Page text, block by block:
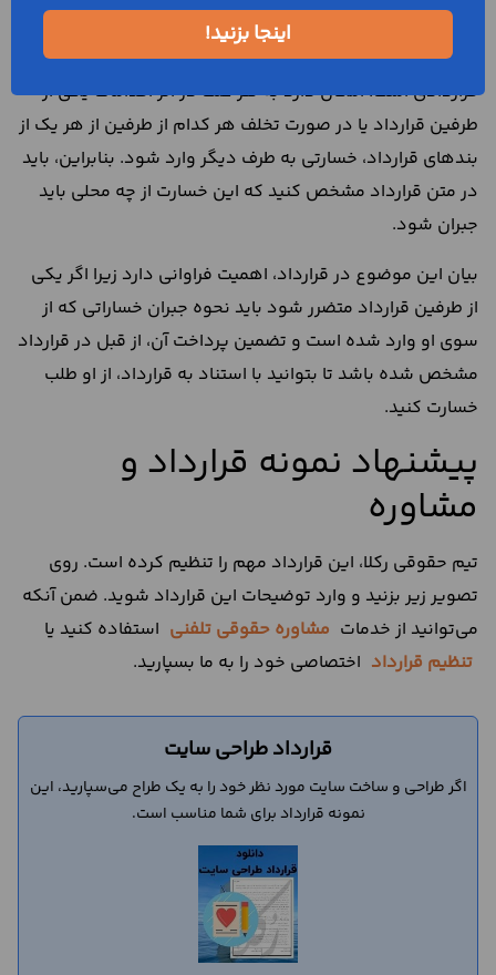
از موارد مهمی که باید در متن این قرارداد به طور دقیق و
روشن درباره آن توضیح داده شود، شروطی مرتبط با خسارت
قراردادی است. امکان دارد به هر علت در اثر اقدامات یکی از
طرفین قرارداد یا در صورت تخلف هر کدام از طرفین از هر یک از
بند‌‌های قرارداد، خسارتی به طرف دیگر وارد شود. بنابراین، باید
در متن قرارداد مشخص کنید که این خسارت از چه محلی باید
جبران شود.
بیان این موضوع در قرارداد، اهمیت فراوانی دارد زیرا اگر یکی
از طرفین قرارداد متضرر شود باید نحوه جبران خساراتی که از
سوی او وارد شده است و تضمین پرداخت آن، از قبل در قرارداد
مشخص شده باشد تا بتوانید با استناد به قرارداد، از او طلب
خسارت کنید.
پیشنهاد نمونه قرارداد و
مشاوره
تیم حقوقی رکلا، این قرارداد مهم را تنظیم کرده است. روی
تصویر زیر بزنید و وارد توضیحات این قرارداد شوید. ضمن آنکه
می‌توانید از خدمات مشاوره حقوقی تلفنی استفاده کنید یا
تنظیم قرارداد اختصاصی خود را به ما بسپارید.
قرارداد طراحی سایت
اگر طراحی و ساخت سایت مورد نظر خود را به یک طراح می‌سپارید، این
نمونه قرارداد برای شما مناسب است.
اینجا بزنید!